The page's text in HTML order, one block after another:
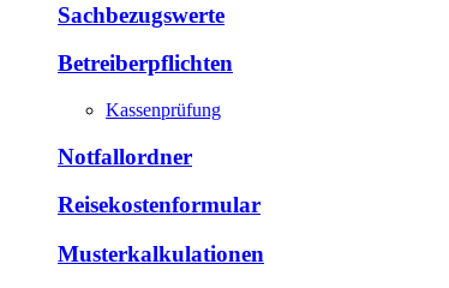
Sachbezugswerte
Betreiberpflichten
Kassenprüfung
Notfallordner
Reisekostenformular
Musterkalkulationen